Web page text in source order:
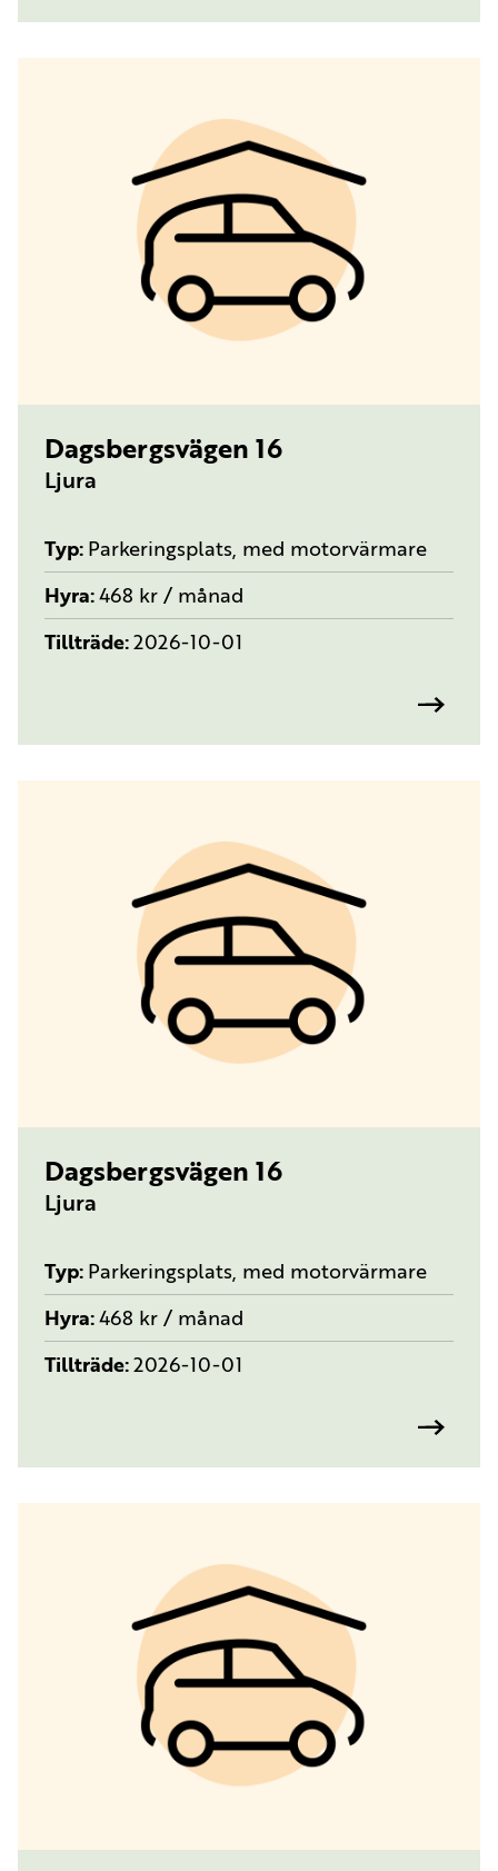
Dagsbergsvägen 16
Ljura
Typ Parkeringsplats, med motorvärmare
Hyra 468 kr / månad
Tillträde 2026-10-01
Dagsbergsvägen 16
Ljura
Typ Parkeringsplats, med motorvärmare
Hyra 468 kr / månad
Tillträde 2026-10-01